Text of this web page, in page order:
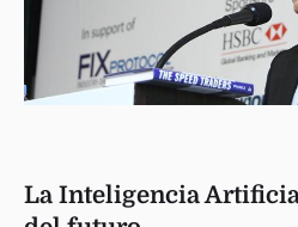
La Inteligencia